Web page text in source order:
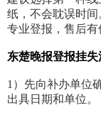
纸，不会耽误时间
专业登报，售后有
东楚晚报登报挂失
1）先向补办单位
出具日期和单位。